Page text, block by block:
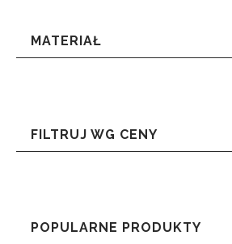
MATERIAŁ
FILTRUJ WG CENY
POPULARNE PRODUKTY